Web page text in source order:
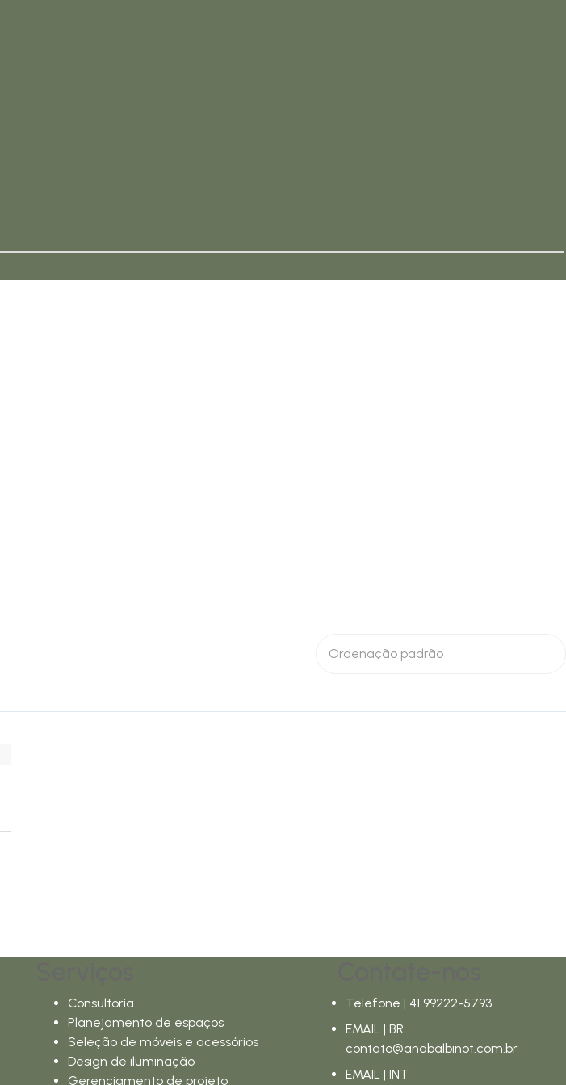
Consultoria
Planejamento de espaços
Seleção de móveis e acessórios
Design de iluminação
Gerenciamento de projeto
Telefone | 41 99222-5793
EMAIL | BR
contato@anabalbinot.com.br
EMAIL | INT